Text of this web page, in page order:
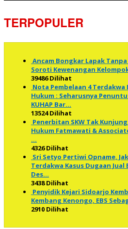
TERPOPULER
Ancam Bongkar Lapak
Soroti Kewenangan
39486 Dilihat
Nota Pembelaan 4 Terdakwa
Hukum : Seharusnya
KUHAP Bar…
13524 Dilihat
Penerbitan SKW Tak
Hukum Fatmawati &
…
4326 Dilihat
Sri Setyo Pertiwi Opname,
Terdakwa Kasus Dugaan
Des…
3438 Dilihat
Penyidik Kejari Sidoarjo
Kembang Kenongo, EBS
2910 Dilihat